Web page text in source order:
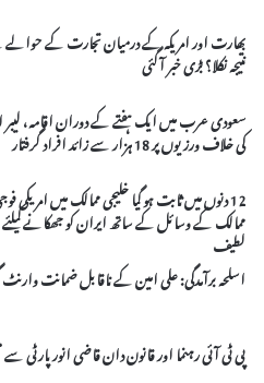
بھارت اور امریکہ کے درمیان تجارت کے حوالے
نتیجہ نکلا؟ بڑی خبر آ گئی
سعودی عرب میں ایک ہفتے کے دوران اقامہ،
کی خلاف ورزیوں پر 18 ہزار سے زائد افراد گرفتار
12 دنوں میں ثابت ہو گیا خلیجی ممالک میں
ممالک کے وسائل کے ساتھ ایران کو جھکانے
لطیف
اسلحہ برآمدگی: علی امین کے ناقابل ضمانت
پی ٹی آئی رہنما اور قانون دان قاضی انور پارٹی